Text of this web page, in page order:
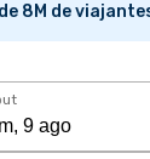
8M de